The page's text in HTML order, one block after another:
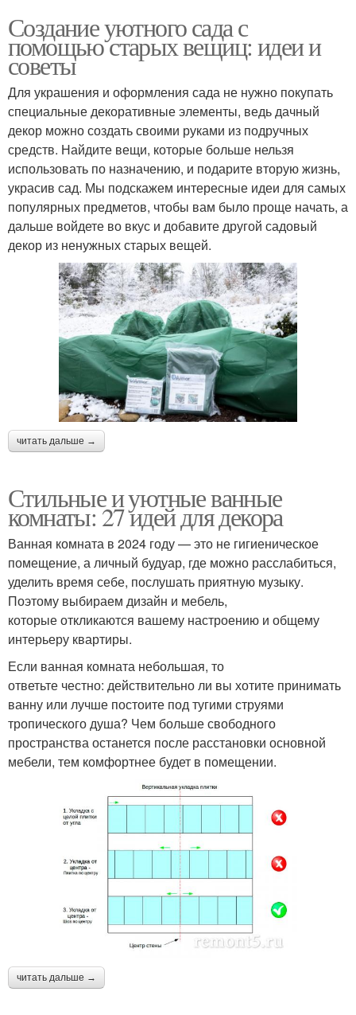
Создание уютного сада с
помощью старых вещиц: идеи и
советы
Для украшения и оформления сада не нужно покупать
специальные декоративные элементы, ведь дачный
декор можно создать своими руками из подручных
средств. Найдите вещи, которые больше нельзя
использовать по назначению, и подарите вторую жизнь,
украсив сад. Мы подскажем интересные идеи для самых
популярных предметов, чтобы вам было проще начать, а
дальше войдете во вкус и добавите другой садовый
декор из ненужных старых вещей.
читать дальше →
Стильные и уютные ванные
комнаты: 27 идей для декора
Ванная комната в 2024 году — это не гигиеническое
помещение, а личный будуар, где можно расслабиться,
уделить время себе, послушать приятную музыку.
Поэтому выбираем дизайн и мебель,
которые откликаются вашему настроению и общему
интерьеру квартиры.
Если ванная комната небольшая, то
ответьте честно: действительно ли вы хотите принимать
ванну или лучше постоите под тугими струями
тропического душа? Чем больше свободного
пространства останется после расстановки основной
мебели, тем комфортнее будет в помещении.
читать дальше →